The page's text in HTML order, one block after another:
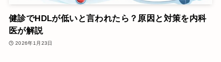
健診でHDLが低いと言われたら？原因と対策を内科
医が解説
2026年1月23日